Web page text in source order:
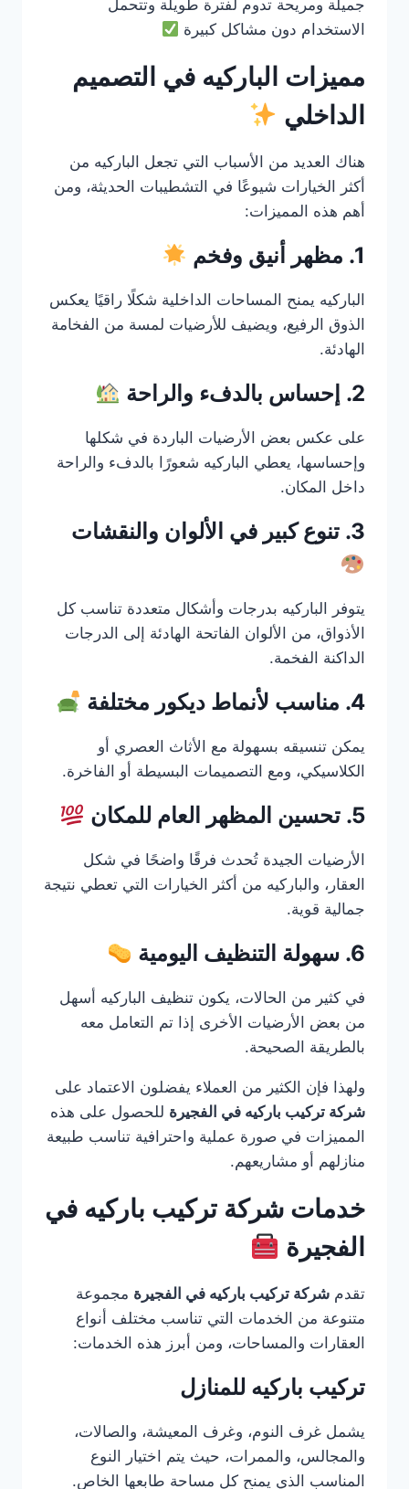
جميلة ومريحة تدوم لفترة طويلة وتتحمل
الاستخدام دون مشاكل كبيرة
مميزات الباركيه في التصميم
الداخلي
هناك العديد من الأسباب التي تجعل الباركيه من
أكثر الخيارات شيوعًا في التشطيبات الحديثة، ومن
أهم هذه المميزات:
1. مظهر أنيق وفخم
الباركيه يمنح المساحات الداخلية شكلًا راقيًا يعكس
الذوق الرفيع، ويضيف للأرضيات لمسة من الفخامة
الهادئة.
2. إحساس بالدفء والراحة
على عكس بعض الأرضيات الباردة في شكلها
وإحساسها، يعطي الباركيه شعورًا بالدفء والراحة
داخل المكان.
3. تنوع كبير في الألوان والنقشات
يتوفر الباركيه بدرجات وأشكال متعددة تناسب كل
الأذواق، من الألوان الفاتحة الهادئة إلى الدرجات
الداكنة الفخمة.
4. مناسب لأنماط ديكور مختلفة
يمكن تنسيقه بسهولة مع الأثاث العصري أو
الكلاسيكي، ومع التصميمات البسيطة أو الفاخرة.
5. تحسين المظهر العام للمكان
الأرضيات الجيدة تُحدث فرقًا واضحًا في شكل
العقار، والباركيه من أكثر الخيارات التي تعطي نتيجة
جمالية قوية.
6. سهولة التنظيف اليومية
في كثير من الحالات، يكون تنظيف الباركيه أسهل
من بعض الأرضيات الأخرى إذا تم التعامل معه
بالطريقة الصحيحة.
ولهذا فإن الكثير من العملاء يفضلون الاعتماد على
شركة تركيب باركيه في الفجيرة للحصول على هذه
المميزات في صورة عملية واحترافية تناسب طبيعة
منازلهم أو مشاريعهم.
خدمات شركة تركيب باركيه في
الفجيرة
تقدم شركة تركيب باركيه في الفجيرة مجموعة
متنوعة من الخدمات التي تناسب مختلف أنواع
العقارات والمساحات، ومن أبرز هذه الخدمات:
تركيب باركيه للمنازل
يشمل غرف النوم، وغرف المعيشة، والصالات،
والمجالس، والممرات، حيث يتم اختيار النوع
المناسب الذي يمنح كل مساحة طابعها الخاص.